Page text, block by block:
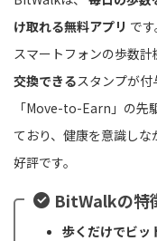
け取れる無料アプリ です
スマートフォンの歩数計
交換できるスタンプが付
「Move-to-Earn」の先
ており、健康を意識し
好評です。
BitWalkの特
歩くだけでビッ